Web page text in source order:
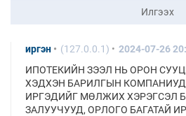
Илгээх
иргэн (127.0.0.1)
2024-07-26
ИПОТЕКИЙН ЗЭЭЛ НЬ ОРОН
ХЭДХЭН БАРИЛГЫН
ИРГЭДИЙГ МӨЛЖИХ ХЭРЭГСЭЛ
ЗАЛУУЧУУД, ОРЛОГО БАГАТАЙ